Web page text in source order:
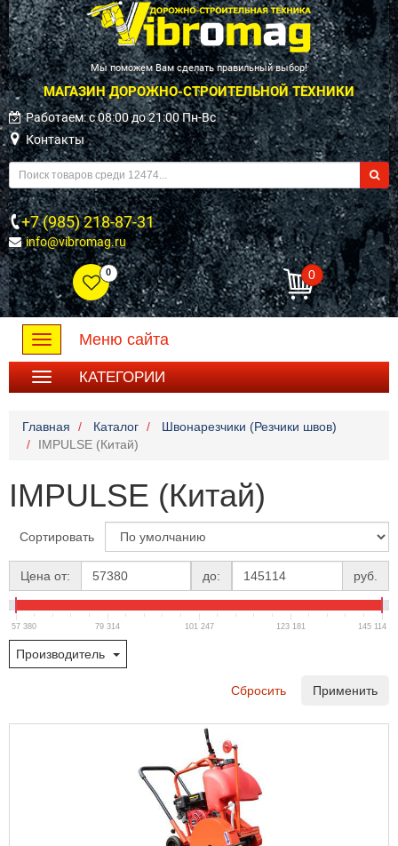
Мы поможем Вам сделать правильный выбор!
МАГАЗИН ДОРОЖНО-СТРОИТЕЛЬНОЙ ТЕХНИКИ
Работаем: c 08:00 до 21:00 Пн-Вс
Контакты
+7 (985) 218-87-31
info@vibromag.ru
0 0
Toggle
navigation
Меню сайта
КАТЕГОРИИ
Главная Каталог
Швонарезчики (Резчики швов)
IMPULSE (Китай)
IMPULSE (Китай)
Сортировать
Цена от: до: руб.
57 380 79 314 101 247 123 181 145 114
Производитель
Сбросить Применить